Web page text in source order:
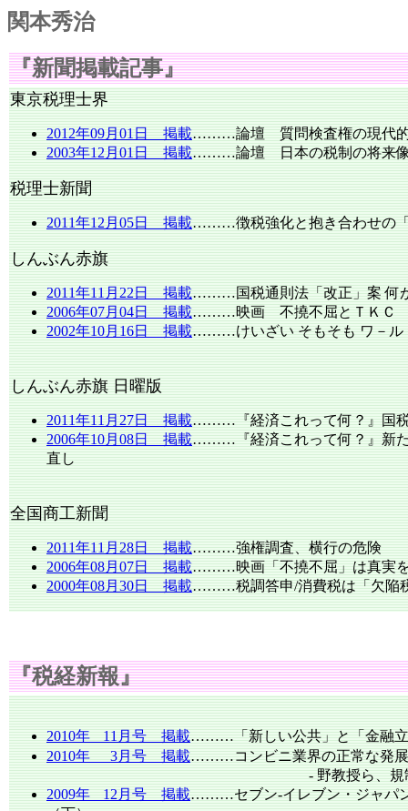
関本秀治
『新聞掲載記事』
東京税理士界
2012年09月01日 掲載………論壇 質問検査権の現代
2003年12月01日 掲載………論壇 日本の税制の将来
税理士新聞
2011年12月05日 掲載………徴税強化と抱き合わせの
しんぶん赤旗
2011年11月22日 掲載………国税通則法「改正」案 何
2006年07月04日 掲載………映画 不撓不屈とＴＫＣ
2002年10月16日 掲載………けいざい そもそも ワ－ル
しんぶん赤旗 日曜版
2011年11月27日 掲載………『経済これって何？』国
2006年10月08日 掲載………『経済これって何？』新
直し
全国商工新聞
2011年11月28日 掲載………強権調査、横行の危険
2006年08月07日 掲載………映画「不撓不屈」は真実
2000年08月30日 掲載………税調答申/消費税は「欠陥
『税経新報』
2010年 11月号 掲載………「新しい公共」と「金融立
2010年
3月号 掲載………コンビニ業界の正常な発
- 野教授ら、規制法要綱
2009年
12月号 掲載………セブン-イレブン・ジャパ